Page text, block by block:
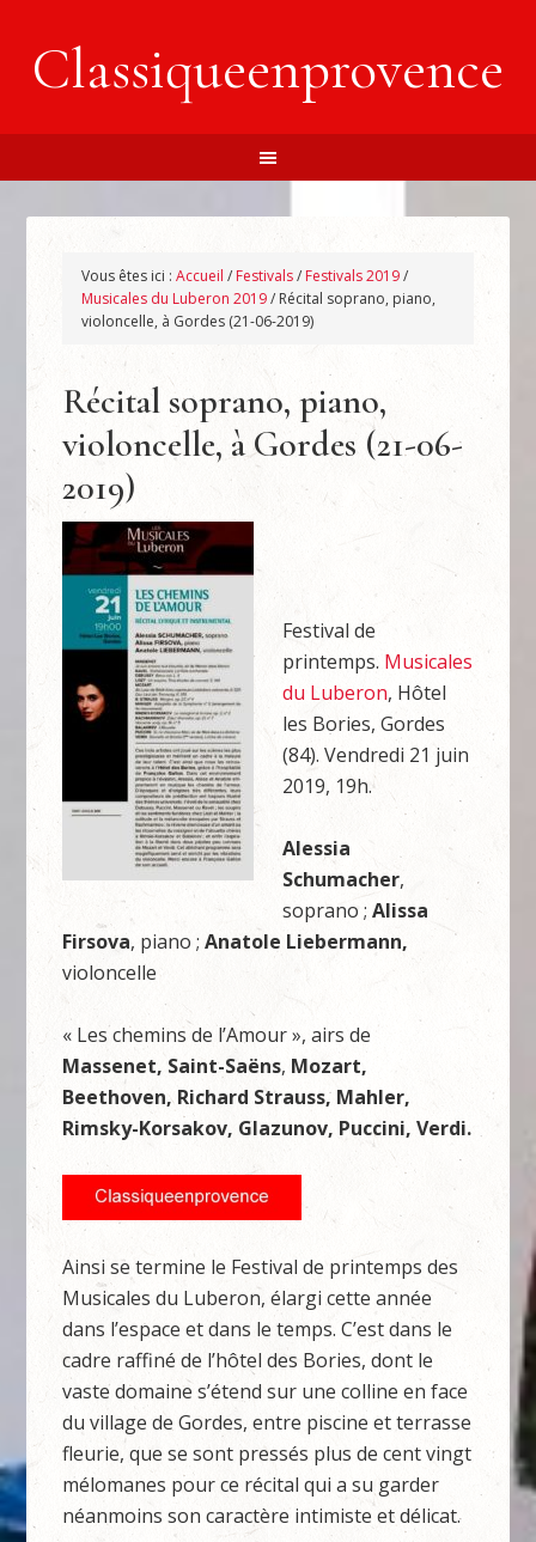
Classiqueenprovence
Vous êtes ici :Accueil / Festivals/ Festivals 2019/
Musicales du Luberon 2019/ Récital soprano, piano,
violoncelle, à Gordes (21-06-2019)
Récital soprano, piano,
violoncelle, à Gordes (21-06-
2019)
Festival de
printemps. Musicales
du Luberon, Hôtel
les Bories, Gordes
(84). Vendredi 21 juin
2019, 19h.
Alessia
Schumacher,
soprano ;Alissa
Firsova, piano ;Anatole Liebermann,
violoncelle
« Les chemins de l’Amour », airs de
Massenet, Saint-Saëns, Mozart,
Beethoven, Richard Strauss, Mahler,
Rimsky-Korsakov, Glazunov, Puccini, Verdi.
Ainsi se termine le Festival de printemps des
Musicales du Luberon, élargi cette année
dans l’espace et dans le temps. C’est dans le
cadre raffiné de l’hôtel des Bories, dont le
vaste domaine s’étend sur une colline en face
du village de Gordes, entre piscine et terrasse
fleurie, que se sont pressés plus de cent vingt
mélomanes pour ce récital qui a su garder
néanmoins son caractère intimiste et délicat.